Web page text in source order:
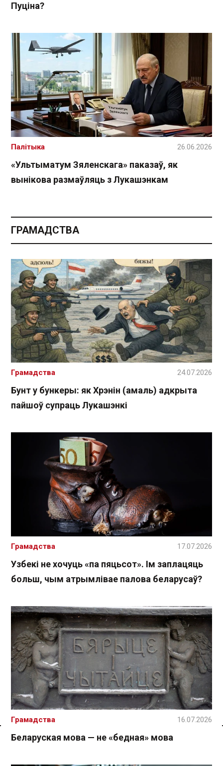
Спасылка без VPN
Пуціна?
«Ультыматум Зяленскага» паказаў, як
вынікова размаўляць з Лукашэнкам
Палітыка 26.06.2026
ГРАМАДСТВА
Бунт у бункеры: як Хрэнін (амаль) адкрыта
пайшоў супраць Лукашэнкі
Грамадства 24.07.2026
Узбекі не хочуць «па пяцьсот». Ім заплацяць
больш, чым атрымлівае палова беларусаў?
Грамадства 17.07.2026
Беларуская мова — не «бедная» мова
Грамадства 16.07.2026